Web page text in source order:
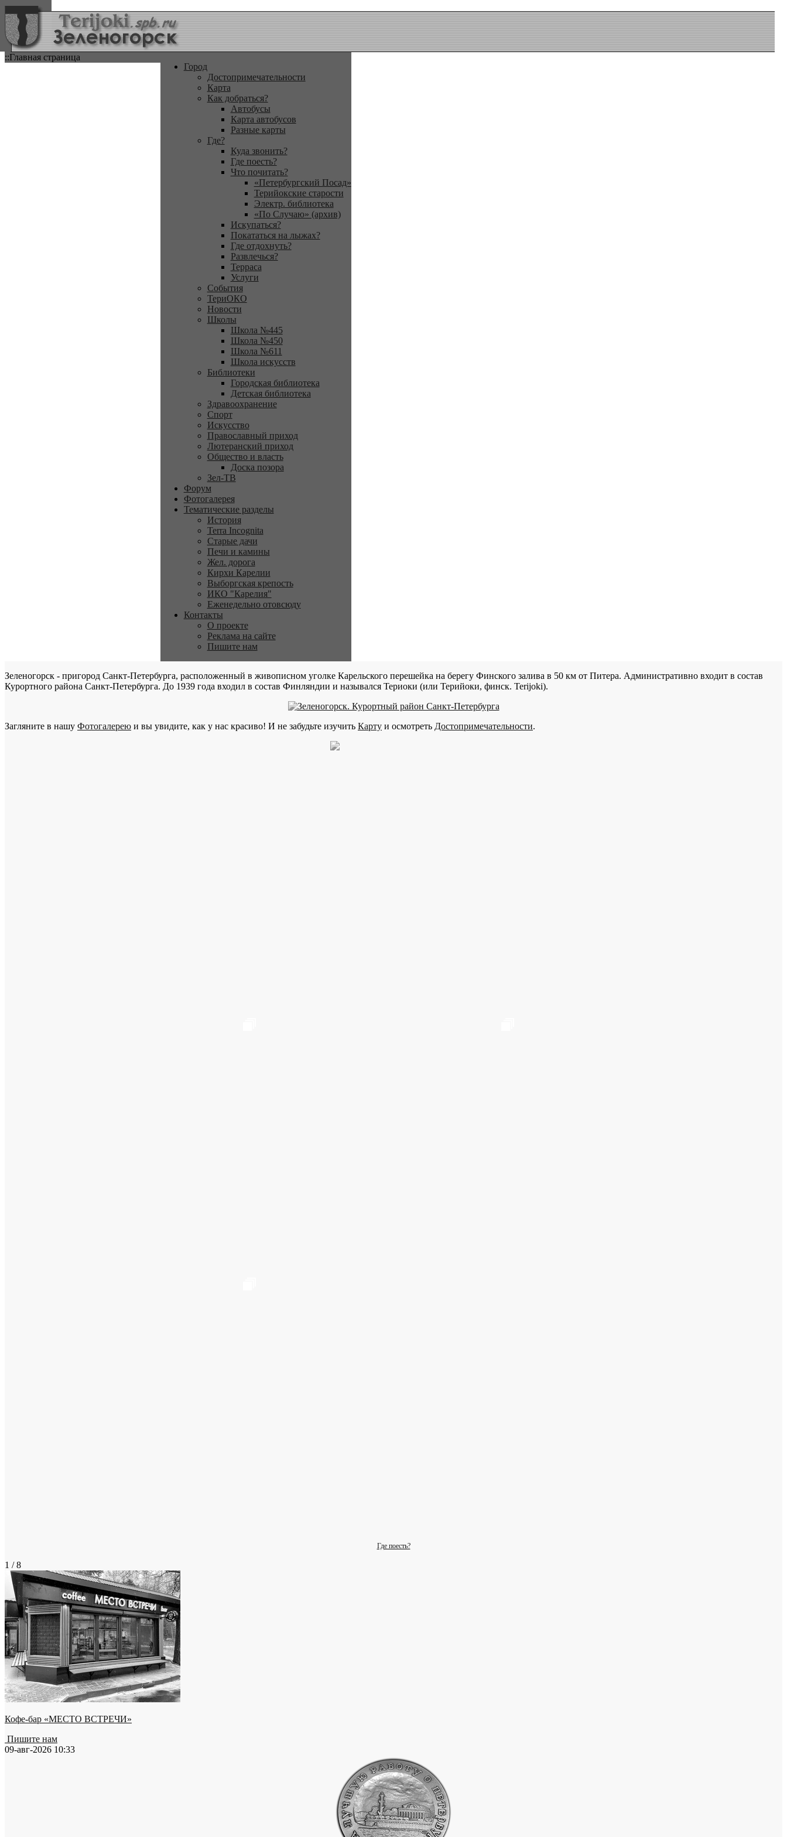
::Главная страница
Город
Достопримечательности
Карта
Как добраться?
Автобусы
Карта автобусов
Разные карты
Где?
Куда звонить?
Где поесть?
Что почитать?
«Петербургский Посад»
Терийокские старости
Электр. библиотека
«По Случаю» (архив)
Искупаться?
Покататься на лыжах?
Где отдохнуть?
Развлечься?
Терраса
Услуги
События
ТериОКО
Новости
Школы
Школа №445
Школа №450
Школа №611
Школа искусств
Библиотеки
Городская библиотека
Детская библиотека
Здравоохранение
Спорт
Искусство
Православный приход
Лютеранский приход
Общество и власть
Доска позора
Зел-ТВ
Форум
Фотогалерея
Тематические разделы
История
Terra Incognita
Старые дачи
Печи и камины
Жел. дорога
Кирхи Карелии
Выборгская крепость
ИКО "Карелия"
Еженедельно отовсюду
Контакты
О проекте
Реклама на сайте
Пишите нам
Зеленогорск - пригород Санкт-Петербурга, расположенный в живописном уголке Карельского перешейка на берегу Финского залива в 50 км от Питера. Административно входит в состав
Курортного района Санкт-Петербурга. До 1939 года входил в состав Финляндии и назывался Териоки (или Терийоки, финск. Terijoki).
Загляните в нашу Фотогалерею и вы увидите, как у нас красиво! И не забудьте изучить Карту и осмотреть Достопримечательности.
Где поесть?
1 / 8
Кофе-бар «МЕСТО ВСТРЕЧИ»
Пишите нам
09-авг-2026 10:33